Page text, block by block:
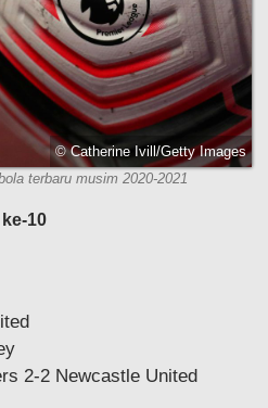
© Catherine Ivill/Getty Images
terbaru musim 2020-2021
10
2-2 Newcastle United